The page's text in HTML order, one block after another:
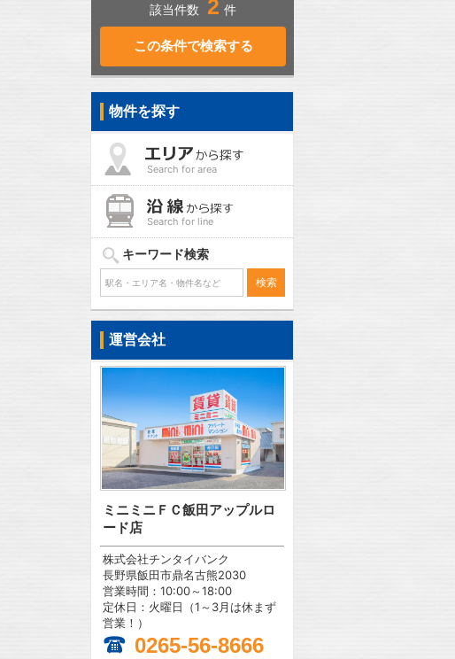
該当件数 2 件
物件を探す
Search for area
Search for line
キーワード検索
運営会社
ミニミニＦＣ飯田アップルロ
ード店
株式会社チンタイバンク
長野県飯田市鼎名古熊2030
営業時間：10:00～18:00
定休日：火曜日（1～3月は休まず
営業！）
0265-56-8666